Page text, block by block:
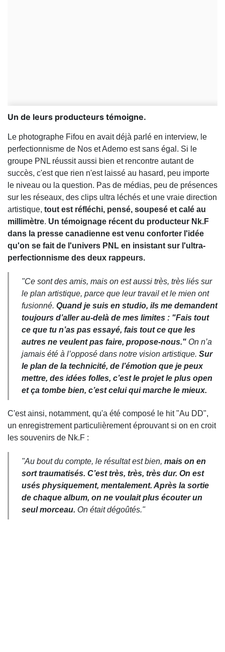
Un de leurs producteurs témoigne.
Le photographe Fifou en avait déjà parlé en interview, le
perfectionnisme de Nos et Ademo est sans égal. Si le
groupe PNL réussit aussi bien et rencontre autant de
succès, c'est que rien n'est laissé au hasard, peu importe
le niveau ou la question. Pas de médias, peu de présences
sur les réseaux, des clips ultra léchés et une vraie direction
artistique, tout est réfléchi, pensé, soupesé et calé au
millimètre. Un témoignage récent du producteur Nk.F
dans la presse canadienne est venu conforter l'idée
qu'on se fait de l'univers PNL en insistant sur l'ultra-
perfectionnisme des deux rappeurs.
"Ce sont des amis, mais on est aussi très, très liés sur
le plan artistique, parce que leur travail et le mien ont
fusionné. Quand je suis en studio, ils me demandent
toujours d’aller au-delà de mes limites : "Fais tout
ce que tu n’as pas essayé, fais tout ce que les
autres ne veulent pas faire, propose-nous." On n’a
jamais été à l’opposé dans notre vision artistique. Sur
le plan de la technicité, de l’émotion que je peux
mettre, des idées folles, c’est le projet le plus open
et ça tombe bien, c’est celui qui marche le mieux.
C'est ainsi, notamment, qu'a été composé le hit "Au DD",
un enregistrement particulièrement éprouvant si on en croit
les souvenirs de Nk.F :
"Au bout du compte, le résultat est bien, mais on en
sort traumatisés. C’est très, très, très dur. On est
usés physiquement, mentalement. Après la sortie
de chaque album, on ne voulait plus écouter un
seul morceau. On était dégoûtés."